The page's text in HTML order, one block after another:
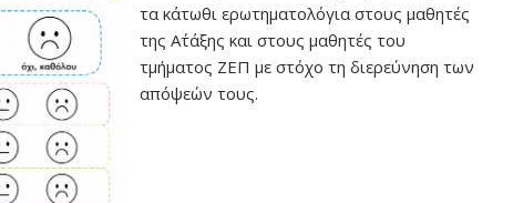
τα κάτωθι ερωτηματολόγια στους μαθητές
της Α΄τάξης και στους μαθητές του
τμήματος ΖΕΠ με στόχο τη διερεύνηση των
απόψεών τους.